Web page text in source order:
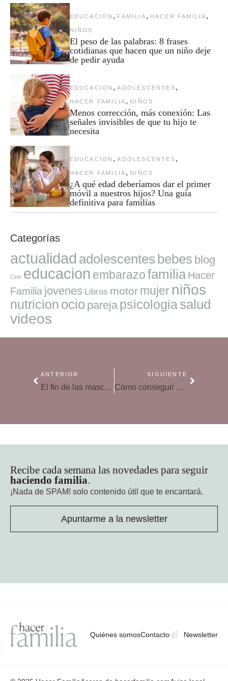
EDUCACION , FAMILIA , HACER FAMILIA ,
NIÑOS
El peso de las palabras: 8 frases
cotidianas que hacen que un niño deje
de pedir ayuda
EDUCACION , ADOLESCENTES ,
HACER FAMILIA , NIÑOS
Menos corrección, más conexión: Las
señales invisibles de que tu hijo te
necesita
EDUCACION , ADOLESCENTES ,
HACER FAMILIA , NIÑOS
¿A qué edad deberíamos dar el primer
móvil a nuestros hijos? Una guía
definitiva para familias
Categorías
actualidad adolescentes bebes blog
Cine educacion embarazofamilia Hacer
Familia jovenes Libros motor mujer niños
nutricion ocio pareja psicologiasalud
videos
ANTERIOR
El fin de las mascarillas en el colegio: principales beneficios
SIGUIENTE
Cómo conseguir que a nuestros hijos les guste leer
Recibe cada semana las novedades para seguir
haciendo familia.
¡Nada de SPAM! solo contenido útil que te encantará.
Apuntarme a la newsletter
Quiénes somosContacto Newsletter